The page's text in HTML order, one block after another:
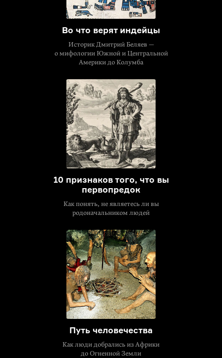
Во что верят индейцы
Историк Дмитрий Беляев —
о мифологии Южной и Центральной
Америки до Колумба
10 признаков того, что вы
первопредок
Как понять, не являетесь ли вы
родоначальником людей
Путь человечества
Как люди добрались из Африки
до Огненной Земли